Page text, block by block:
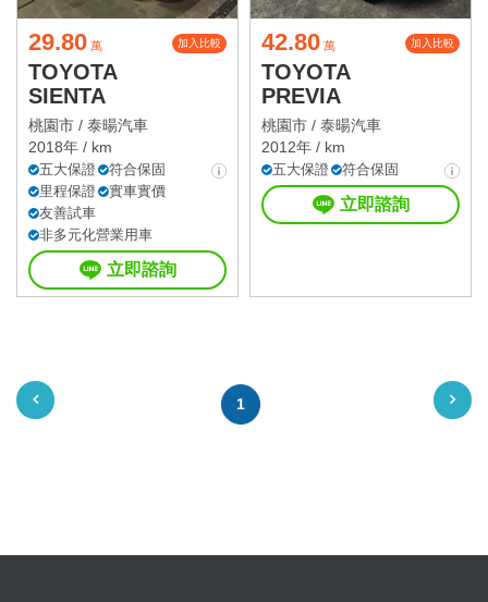
29.80 萬 加入比較
TOYOTA
SIENTA
桃園市 / 泰暘汽車
2018年 / km
五大保證
符合保固
里程保證
實車實價
友善試車
非多元化營業用車
立即諮詢
42.80 萬 加入比較
TOYOTA
PREVIA
桃園市 / 泰暘汽車
2012年 / km
五大保證 符合保固
立即諮詢
1